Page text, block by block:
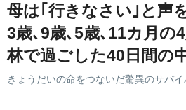
母は｢行きなさい｣と声
3歳､9歳､5歳､11カ月の
林で過ごした40日間の
きょうだいの命をつないだ驚異のサバ